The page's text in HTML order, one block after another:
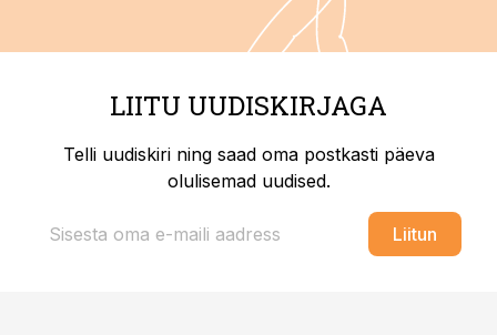
LIITU UUDISKIRJAGA
Telli uudiskiri ning saad oma postkasti päeva
olulisemad uudised.
Liitun